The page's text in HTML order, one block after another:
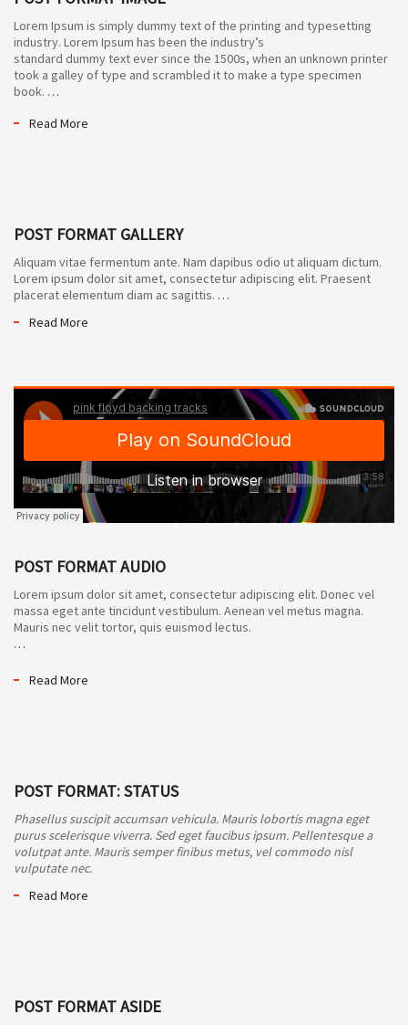
Lorem Ipsum is simply dummy text of the printing and typesetting
industry. Lorem Ipsum has been the industry’s
standard dummy text ever since the 1500s, when an unknown printer
took a galley of type and scrambled it to make a type specimen
book. …
Read More
POST FORMAT GALLERY
Aliquam vitae fermentum ante. Nam dapibus odio ut aliquam dictum.
Lorem ipsum dolor sit amet, consectetur adipiscing elit. Praesent
placerat elementum diam ac sagittis. …
Read More
POST FORMAT AUDIO
Lorem ipsum dolor sit amet, consectetur adipiscing elit. Donec vel
massa eget ante tincidunt vestibulum. Aenean vel metus magna.
Mauris nec velit tortor, quis euismod lectus.
…
Read More
POST FORMAT: STATUS
Phasellus suscipit accumsan vehicula. Mauris lobortis magna eget
purus scelerisque viverra. Sed eget faucibus ipsum. Pellentesque a
volutpat ante. Mauris semper finibus metus, vel commodo nisl
vulputate nec.
Read More
POST FORMAT ASIDE